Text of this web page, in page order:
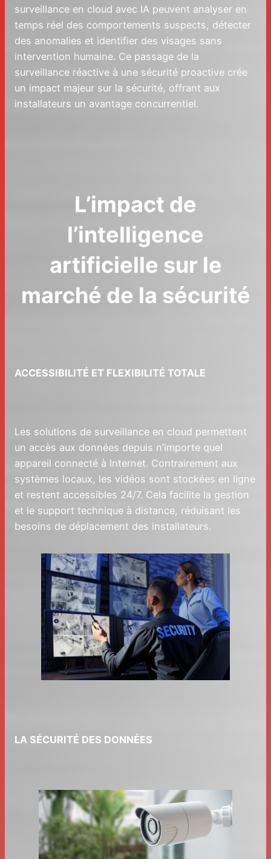
surveillance en cloud avec IA peuvent analyser en
temps réel des comportements suspects, détecter
des anomalies et identifier des visages sans
intervention humaine. Ce passage de la
surveillance réactive à une sécurité proactive crée
un impact majeur sur la sécurité, offrant aux
installateurs un avantage concurrentiel.
L’impact de
l’intelligence
artificielle sur le
marché de la sécurité
ACCESSIBILITÉ ET FLEXIBILITÉ TOTALE
Les solutions de surveillance en cloud permettent
un accès aux données depuis n’importe quel
appareil connecté à Internet. Contrairement aux
systèmes locaux, les vidéos sont stockées en ligne
et restent accessibles 24/7. Cela facilite la gestion
et le support technique à distance, réduisant les
besoins de déplacement des installateurs.
LA SÉCURITÉ DES DONNÉES